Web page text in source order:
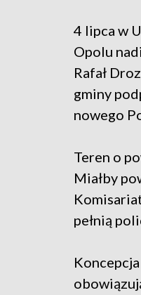
4 lipca w
Opolu
Rafał
gminy
nowego
Teren o
Miałby
pełnią